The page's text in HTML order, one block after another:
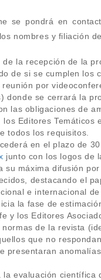
se pondrá en
nombres y filiación
la recepción de la
de si se cumplen los
por
donde se cerrará la
las obligaciones de
Editores
todos los requisitos.
en el plazo de
junto con los logos de
máxima difusión
destacando el
e internacional de
la fase de
y los Editores
de la revista
que no
presentaran
evaluación